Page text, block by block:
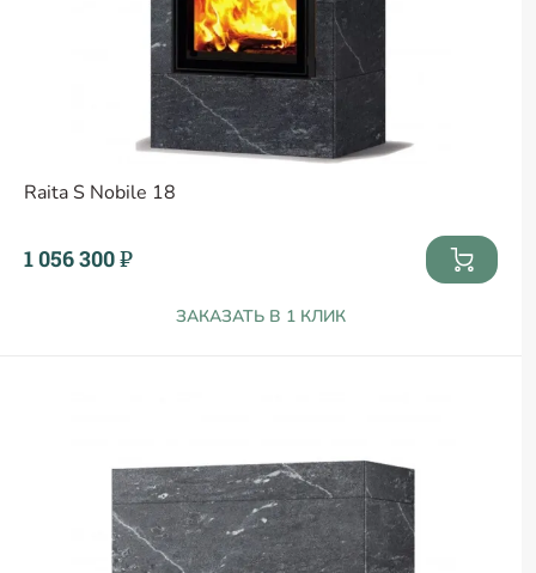
Raita S Nobile 18
1 056 300 ₽
ЗАКАЗАТЬ В 1 КЛИК